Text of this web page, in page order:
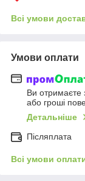
Всі умови
Умови оплати
Ви отримаєте
або гроші
Детальніше
Післяплата
Всі умови